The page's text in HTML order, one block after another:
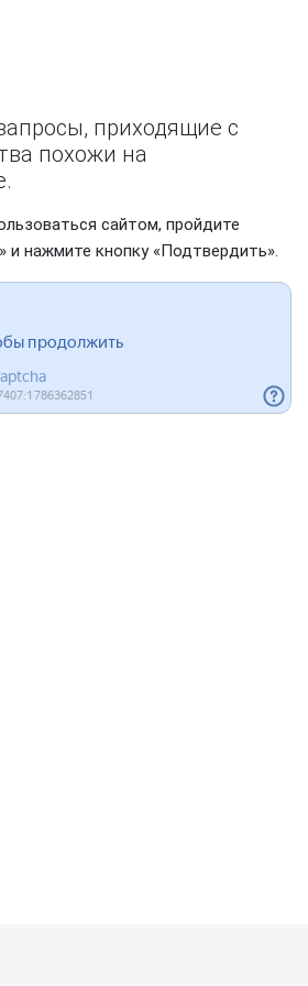
приходящие с
похожи на
сайтом, пройдите
и нажмите кнопку «Подтвердить».